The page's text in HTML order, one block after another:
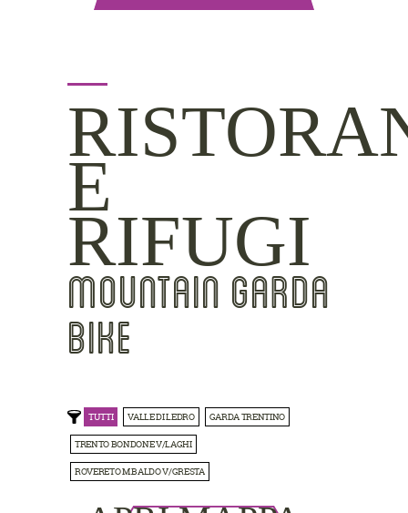
E
RIFUGI
MOUNTAIN GARDA
BIKE
TUTTI VALLE DI LEDRO GARDA TRENTINO
TRENTO BONDONE V/LAGHI
ROVERETO M.BALDO V/GRESTA